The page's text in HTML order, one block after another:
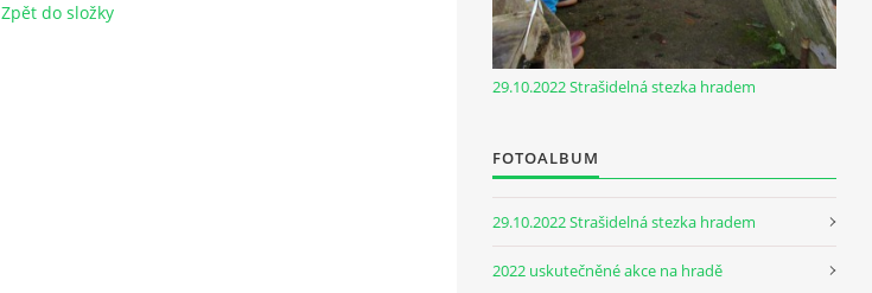
Zpět do složky
29.10.2022 Strašidelná stezka hradem
FOTOALBUM
29.10.2022 Strašidelná stezka hradem
2022 uskutečněné akce na hradě